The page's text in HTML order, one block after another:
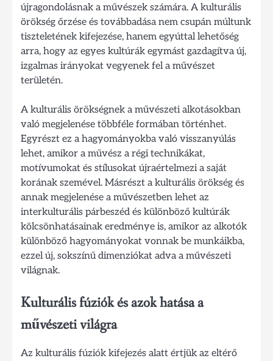
újragondolásnak a művészek számára. A kulturális
örökség őrzése és továbbadása nem csupán múltunk
tiszteletének kifejezése, hanem egyúttal lehetőség
arra, hogy az egyes kultúrák egymást gazdagítva új,
izgalmas irányokat vegyenek fel a művészet
területén.
A kulturális örökségnek a művészeti alkotásokban
való megjelenése többféle formában történhet.
Egyrészt ez a hagyományokba való visszanyúlás
lehet, amikor a művész a régi technikákat,
motívumokat és stílusokat újraértelmezi a saját
korának szemével. Másrészt a kulturális örökség és
annak megjelenése a művészetben lehet az
interkulturális párbeszéd és különböző kultúrák
kölcsönhatásainak eredménye is, amikor az alkotók
különböző hagyományokat vonnak be munkáikba,
ezzel új, sokszínű dimenziókat adva a művészeti
világnak.
Kulturális fúziók és azok hatása a
művészeti világra
Az kulturális fúziók kifejezés alatt értjük az eltérő